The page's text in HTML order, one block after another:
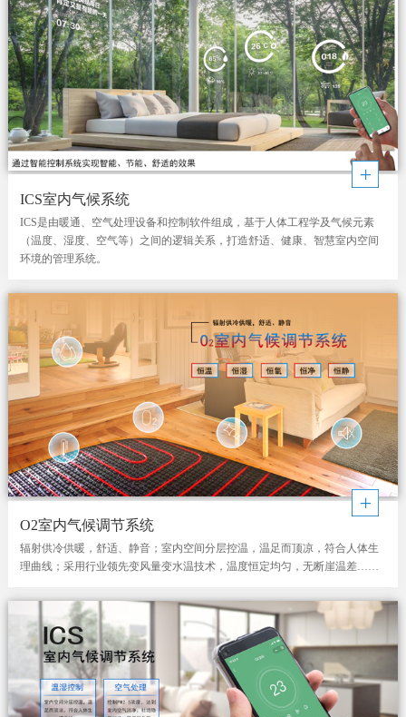
ICS室内气候系统
ICS是由暖通、空气处理设备和控制软件组成，基于人体工程学及气候元素
（温度、湿度、空气等）之间的逻辑关系，打造舒适、健康、智慧室内空间
环境的管理系统。
O2室内气候调节系统
辐射供冷供暖，舒适、静音；室内空间分层控温，温足而顶凉，符合人体生
理曲线；采用行业领先变风量变水温技术，温度恒定均匀，无断崖温差……